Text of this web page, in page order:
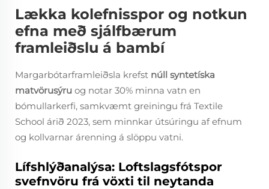
Lækka kolefnisspor og notkun
efna með sjálfbærum
framleiðslu á bambí
Margarbótarframleiðsla krefst núll syntetíska
matvörusýru og notar 30% minna vatn en
bómullarkerfi, samkvæmt greiningu frá Textile
School árið 2023, sem minnkar útsúringu af efnum
og kollvarnar árenning á slöppu vatni.
Lífshlýðanalýsa: Loftslagsfótspor
svefnvöru frá vöxti til neytanda